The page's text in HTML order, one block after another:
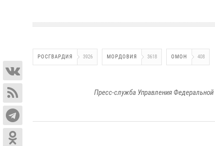
РОСГВАРДИЯ 3926 МОРДОВИЯ 3618 ОМОН 408
Пресс-служба Управления